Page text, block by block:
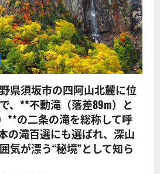
県須坂市の四阿山北麓に位
、**不動滝（落差89m）と
**の二条の滝を総称して呼
の滝百選にも選ばれ、深山
気が漂う“秘境”として知ら